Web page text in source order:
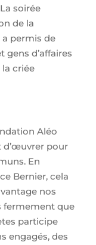
soirée
de la
a permis de
d’affaires
la criée
Aléo
d’œuvrer pour
En
Bernier, cela
nos
fermement que
participe
engagés, des